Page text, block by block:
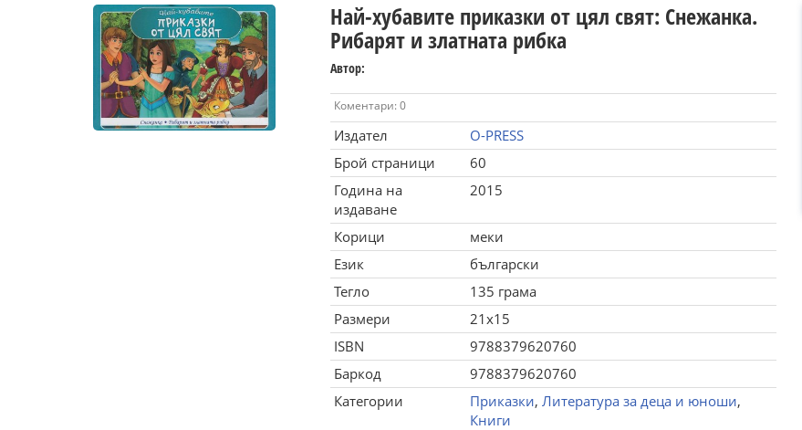
Най-хубавите приказки от цял свят: Снежанка.
Рибарят и златната рибка
Автор:
Коментари: 0
Издател
O-PRESS
Брой страници
60
Година на
издаване
2015
Корици
меки
Език
български
Тегло
135 грама
Размери
21x15
ISBN
9788379620760
Баркод
9788379620760
Категории
Приказки, Литература за деца и юноши,
Книги